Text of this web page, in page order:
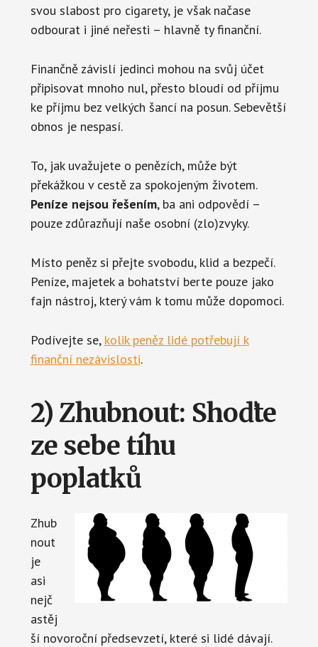
svou slabost pro cigarety, je však načase
odbourat i jiné neřesti – hlavně ty finanční.
Finančně závislí jedinci mohou na svůj účet
připisovat mnoho nul, přesto bloudí od příjmu
ke příjmu bez velkých šancí na posun. Sebevětší
obnos je nespasí.
To, jak uvažujete o penězích, může být
překážkou v cestě za spokojeným životem.
Peníze nejsou řešením, ba ani odpovědí –
pouze zdůrazňují naše osobní (zlo)zvyky.
Místo peněz si přejte svobodu, klid a bezpečí.
Peníze, majetek a bohatství berte pouze jako
fajn nástroj, který vám k tomu může dopomoci.
Podívejte se, kolik peněz lidé potřebují k
finanční nezávislosti.
2) Zhubnout: Shoďte
ze sebe tíhu
poplatků
Zhub
nout
je
asi
nejč
astěj
ší novoroční předsevzetí, které si lidé dávají.